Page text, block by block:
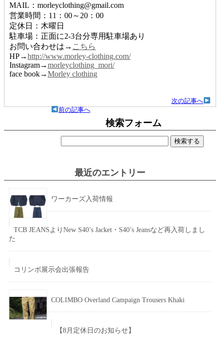
MAIL：morleyclothing@gmail.com
営業時間：11：00～20：00
定休日：木曜日
駐車場：正面に2-3台分専用駐車場あり
お問い合わせは→ こちら
HP→http://www.morley-clothing.com/
Instagram→morleyclothing_mori/
face book→Morley clothing
次の記事へ
前の記事へ
検索フォーム
最近のエントリー
ワーカーズ入荷情報
TCB JEANSよりNew S40’s Jacket・S40’s Jeansなど再入荷しまし
た
コリンボ展示会出張報告
COLIMBO Overland Campaign Trousers Khaki
【8月定休日のお知らせ】